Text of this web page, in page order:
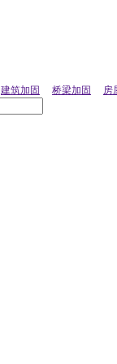
建筑加固 桥梁加固 房